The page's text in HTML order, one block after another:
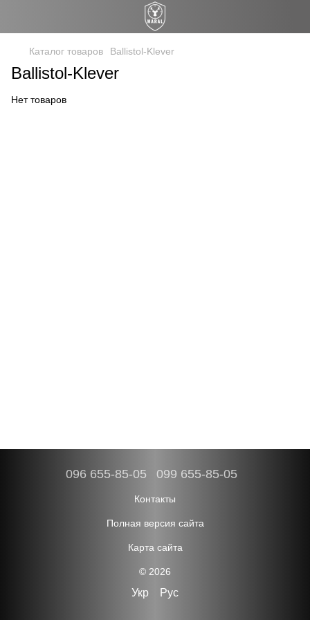
Каталог товаров Ballistol-Klever
Ballistol-Klever
Нет товаров
096 655-85-05 099 655-85-05
Контакты
Полная версия сайта
Карта сайта
© 2026
Укр Рус